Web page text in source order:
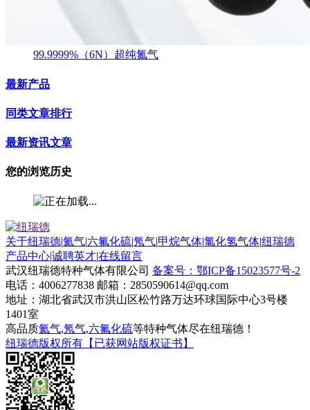
99.9999%（6N）超纯氮气
最新产品
同类文章排行
最新资讯文章
您的浏览历史
关于纽瑞德|氦气|六氟化硫|氖气|甲烷气体|氯化氢气体|纽瑞德
产品中心|诚聘英才|在线留言
武汉纽瑞德特种气体有限公司 备案号：鄂ICP备15023577号-2
电话：4006277838 邮箱：2850590614@qq.com
地址：湖北省武汉市洪山区松竹路万达环球国际中心3号楼
1401室
高品质氦气,氖气,六氟化硫等特种气体尽在纽瑞德！
纽瑞德版权所有【已获网站版权证书】